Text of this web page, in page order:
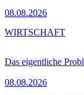
08.08.2026
Das eigentliche
08.08.2026
WIRTSCHAFT